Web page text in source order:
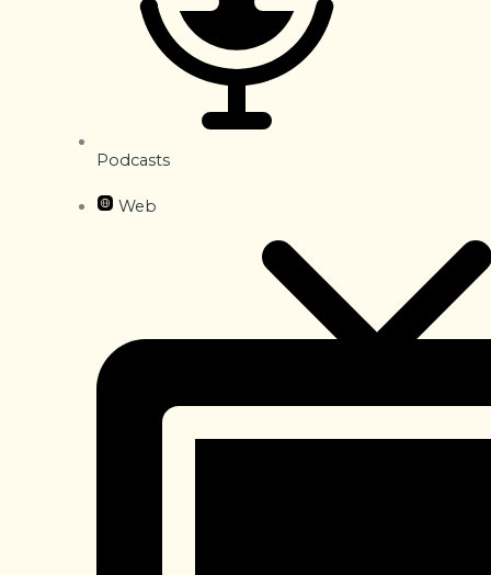
Podcasts
Web